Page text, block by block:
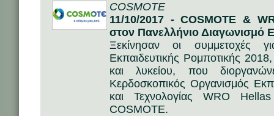
COSMOTE
11/10/2017 - COSMOTE &
στον Πανελλήνιο Διαγωνισμό
Ξεκίνησαν οι συμμετοχές
Εκπαιδευτικής Ρομποτικής
και λυκείου, που
Κερδοσκοπικός Οργανισμός
και Τεχνολογίας WRO
COSMOTE.